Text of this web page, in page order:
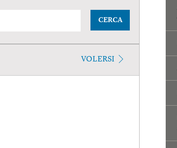
CERCA
VOLERSI